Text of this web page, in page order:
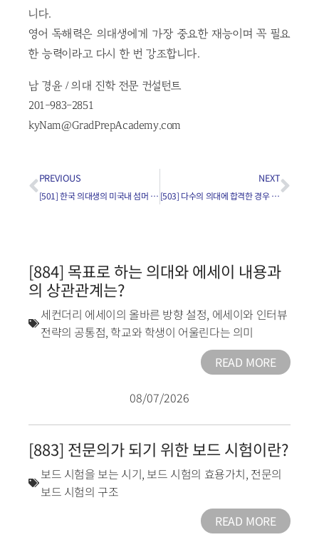
니다.
영어 독해력은 의대생에게 가장 중요한 재능이며 꼭 필요
한 능력이라고 다시 한 번 강조합니다.
남 경윤 / 의대 진학 전문 컨설턴트
201-983-2851
kyNam@GradPrepAcademy.com
PREVIOUS
[501] 한국 의대생의 미국내 섬머 인턴쉽 기회가 가능한가요?
NEXT
[503] 다수의 의대에 합격한 경우 진학할 의대 선정기준은?
[884] 목표로 하는 의대와 에세이 내용과
의 상관관계는?
세컨더리 에세이의 올바른 방향 설정, 에세이와 인터뷰
전략의 공통점, 학교와 학생이 어울린다는 의미
READ MORE
08/07/2026
[883] 전문의가 되기 위한 보드 시험이란?
보드 시험을 보는 시기, 보드 시험의 효용가치, 전문의
보드 시험의 구조
READ MORE